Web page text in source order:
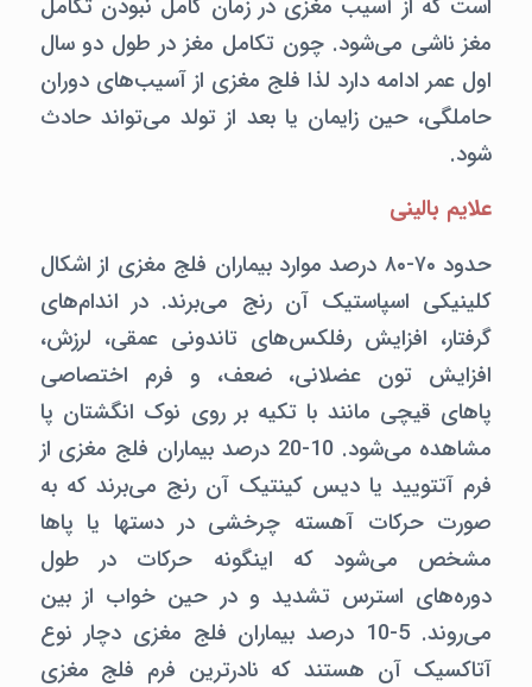
است که از آسیب مغزی در زمان کامل نبودن تکامل
مغز ناشی می‌شود. چون تکامل مغز در طول دو سال
اول عمر ادامه دارد لذا فلج مغزی از آسیب‌های دوران
حاملگی،‌ حین زایمان یا بعد از تولد می‌تواند حادث
شود.
علایم بالینی
حدود ۷۰-۸۰ درصد موارد بیماران فلج مغزی از اشکال
کلینیکی اسپاستیک آن رنج می‌برند. در اندام‌های
گرفتار، افزایش رفلکس‌های تاندونی عمقی، لرزش،
افزایش تون عضلانی، ضعف،‌ و فرم اختصاصی
پاهای قیچی مانند با تکیه بر روی نوک انگشتان پا
مشاهده می‌شود. 10-20 درصد بیماران فلج مغزی از
فرم آتتویید یا دیس کینتیک آن رنج می‌برند که به
صورت حرکات آهسته چرخشی در دستها یا پاها
مشخص می‌شود که اینگونه حرکات در طول
دوره‌های استرس تشدید و در حین خواب از بین
می‌روند. 5-10 درصد بیماران فلج مغزی دچار نوع
آتاکسیک آن هستند که نادرترین فرم فلج مغزی